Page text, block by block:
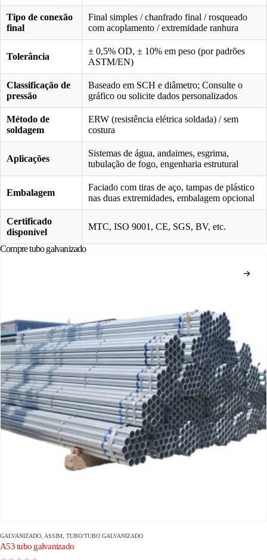
Tipo de conexão
final
Final simples / chanfrado final / rosqueado
com acoplamento / extremidade ranhura
Tolerância
± 0,5% OD, ± 10% em peso (por padrões
ASTM/EN)
Classificação de
pressão
Baseado em SCH e diâmetro; Consulte o
gráfico ou solicite dados personalizados
Método de
soldagem
ERW (resistência elétrica soldada) / sem
costura
Aplicações
Sistemas de água, andaimes, esgrima,
tubulação de fogo, engenharia estrutural
Embalagem
Faciado com tiras de aço, tampas de plástico
nas duas extremidades, embalagem opcional
Certificado
disponível
MTC, ISO 9001, CE, SGS, BV, etc.
Compre tubo galvanizado
GALVANIZADO, ASSIM, TUBO/TUBO GALVANIZADO
A53 tubo galvanizado